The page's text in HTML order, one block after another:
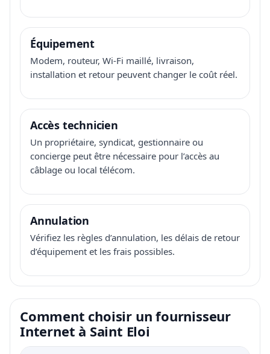
Équipement
Modem, routeur, Wi-Fi maillé, livraison,
installation et retour peuvent changer le coût réel.
Accès technicien
Un propriétaire, syndicat, gestionnaire ou
concierge peut être nécessaire pour l’accès au
câblage ou local télécom.
Annulation
Vérifiez les règles d’annulation, les délais de retour
d’équipement et les frais possibles.
Comment choisir un fournisseur
Internet à Saint Eloi